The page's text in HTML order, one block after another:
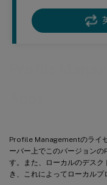
Profile Managementのライ
ーバー上でこのバージョン
す。また、ローカルのデス
き、これによってローカルプ